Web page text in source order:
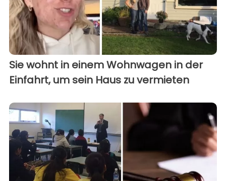
Sie wohnt in einem Wohnwagen in der
Einfahrt, um sein Haus zu vermieten